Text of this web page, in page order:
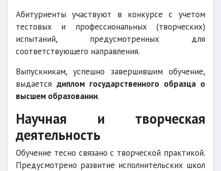
Абитуриенты участвуют в конкурсе с учетом
тестовых и профессиональных (творческих)
испытаний, предусмотренных для
соответствующего направления.
Выпускникам, успешно завершившим обучение,
выдается диплом государственного образца о
высшем образовании.
Научная и творческая
деятельность
Обучение тесно связано с творческой практикой.
Предусмотрено развитие исполнительских школ